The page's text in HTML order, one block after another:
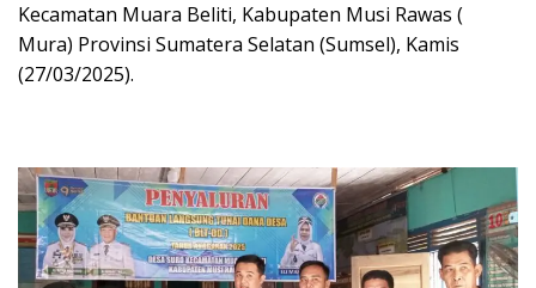
Kecamatan Muara Beliti, Kabupaten Musi Rawas (
Mura) Provinsi Sumatera Selatan (Sumsel), Kamis
(27/03/2025).